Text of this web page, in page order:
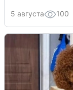
5 августа 100